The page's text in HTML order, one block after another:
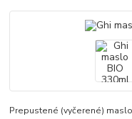
Prepustené (vyčerené)